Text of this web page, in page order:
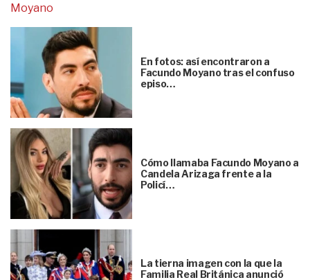
En fotos: así encontraron a
Facundo Moyano tras el confuso
episo…
Cómo llamaba Facundo Moyano a
Candela Arizaga frente a la
Policí…
La tierna imagen con la que la
Familia Real Británica anunció